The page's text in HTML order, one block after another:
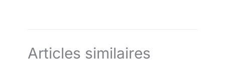
Articles similaires